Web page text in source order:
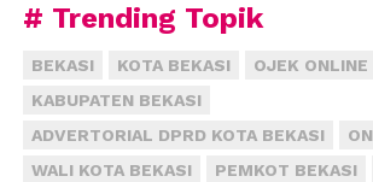
# Trending Topik
BEKASI KOTA BEKASI OJEK ONLINE
KABUPATEN BEKASI
ADVERTORIAL DPRD KOTA BEKASI
WALI KOTA BEKASI
PEMKOT BEKASI